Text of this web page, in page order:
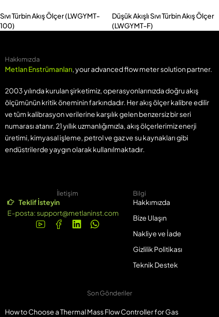
Sıvı Türbin Akış Ölçer (LWGYMT-
100)
Düşük Akışlı Sıvı Türbin Akış Ölçer
(LWGYMT-F)
Hakkımızda
Metlan Enstrümanları, your advanced flow meter solution partner.
2003 yılında kurulan şirketimiz, operasyonlarınızda doğru akış
ölçümünün kritik öneminin farkındadır. Her akış ölçer kalibre edilir
ve tüm kalibrasyon verilerine karşılık gelen benzersiz bir seri
numarası atanır. 21 yıllık uzmanlığımızla, akış ölçerlerimiz enerji
üretimi, kimyasal işleme, petrol ve gaz ve su kaynakları gibi
endüstrilerde yaygın olarak kullanılmaktadır.
İletişim
Teklif İsteyin
E-posta:support@metlaninst.com
Bilgi
Hakkımızda
Bize Ulaşın
Nakliye ve İade
Gizlilik Politikası
Teknik Destek
Son Gönderiler
How to Choose a Thermal Mass Flow Controller for Gas